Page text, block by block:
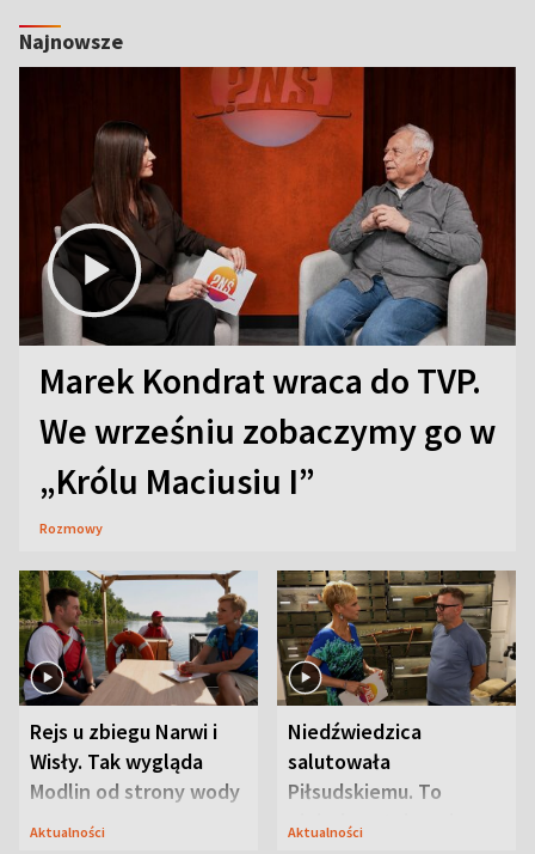
Najnowsze
Marek Kondrat wraca do TVP.
We wrześniu zobaczymy go w
„Królu Maciusiu I”
Rozmowy
Rejs u zbiegu Narwi i
Wisły. Tak wygląda
Modlin od strony wody
Aktualności
Niedźwiedzica
salutowała
Piłsudskiemu. To
niejedyna tajemnica
Aktualności